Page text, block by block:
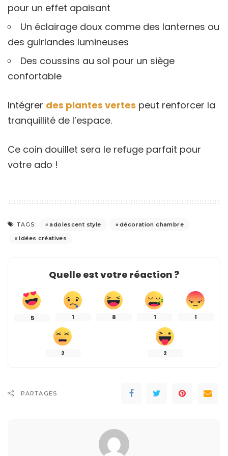
pour un effet apaisant
Un éclairage doux comme des lanternes ou
des guirlandes lumineuses
Des coussins au sol pour un siège
confortable
Intégrer des plantes vertes peut renforcer la
tranquillité de l’espace.
Ce coin douillet sera le refuge parfait pour
votre ado !
TAGS: adolescent style
décoration chambre
idées créatives
Quelle est votre réaction ?
5 1 8 1 1
2 2
PARTAGES